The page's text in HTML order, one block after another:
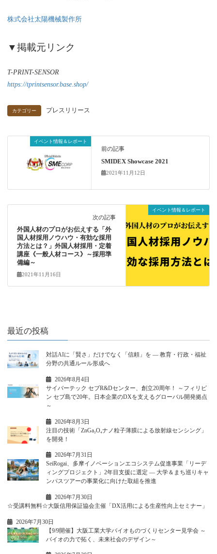
株式会社太陽機械製作所
▼掲載元リンク
T-PRINT-SENSOR
https://tprintsensor.base.shop/
カテゴリー プレスリリース
イベント情報＆レポート
前の記事
SMIDEX Showcase 2021
2021年11月12日
イベント情報＆レポート
次の記事
外国人材のプロがお伝えする「外
国人材採用ノウハウ・有効な採用
方法とは？」外国人材採用・定着
講座《一般人材コース》～採用準
備編～
2021年11月16日
最近の投稿
対話AIに「賢さ」だけでなく「信頼」を ― 教育・行政・福祉
分野の共通ルール形成へ
2026年8月4日
サイバーテック セブR&Dセンター、創立20周年！ ～フィリピ
ン セブ島で20年。日本企業のDXを支えるグローバル開発拠点
～
2026年8月3日
注目の技術「ZnGa₂O₄ナノ粒子薄膜による放射線センシング」
を開発！
2026年7月31日
SeiRogai、多摩イノベーションエコシステム促進事業「リーデ
ィングプロジェクト」2年目支援に選定 ― 大学＆まち巡りキャ
ンパスツアーの事業化に向けた取組を推進
2026年7月30日
☆受講料無料☆大阪信用保証協会主催「DX活用による生産性向上セミナー」
2026年7月30日
【9/9開催】大阪工業大学バイオものづくりセンター見学会 ～
バイオの力で拓く、未来社会のデザイン～